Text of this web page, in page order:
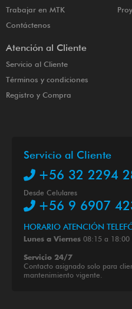
Trabajar en MTK
Contáctenos
Atención al Cliente
Servicio al Cliente
Términos y condiciones
Registro y Compra
Servicio al Cliente
+56 32 2294
Desde Celulares
+56 9 6907
HORARIO ATENCIÓN
Lunes a Viernes 08:15 a 18:00
Servicio 24/7
Contacto asignado solo para
mantenimiento vigente.